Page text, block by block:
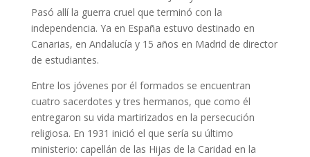
Pasó allí la guerra cruel que terminó con la
independencia. Ya en España estuvo destinado en
Canarias, en Andalucía y 15 años en Madrid de director
de estudiantes.
Entre los jóvenes por él formados se encuentran
cuatro sacerdotes y tres hermanos, que como él
entregaron su vida martirizados en la persecución
religiosa. En 1931 inició el que sería su último
ministerio: capellán de las Hijas de la Caridad en la